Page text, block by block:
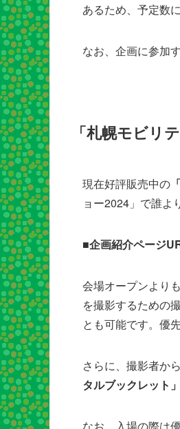
あるため、予定数
なお、企画に参加
「札幌モビリ
現在好評販売中の
ョー2024」で誰よ
■企画紹介ページ
会場オープンより
を撮影するための
とも可能です。優
さらに、撮影者か
タルブックレット」